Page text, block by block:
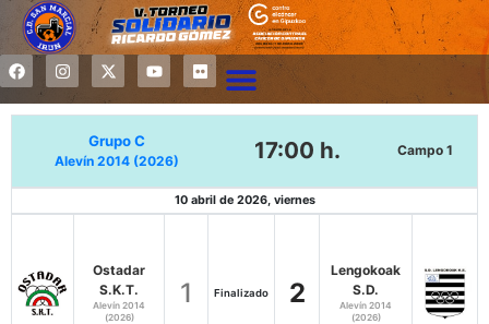
Grupo C
Alevín 2014 (2026) 17:00 h. Campo 1
10 abril de 2026, viernes
Ostadar
S.K.T.
Alevín 2014
(2026)
1 Finalizado 2
Lengokoak
S.D.
Alevín 2014
(2026)